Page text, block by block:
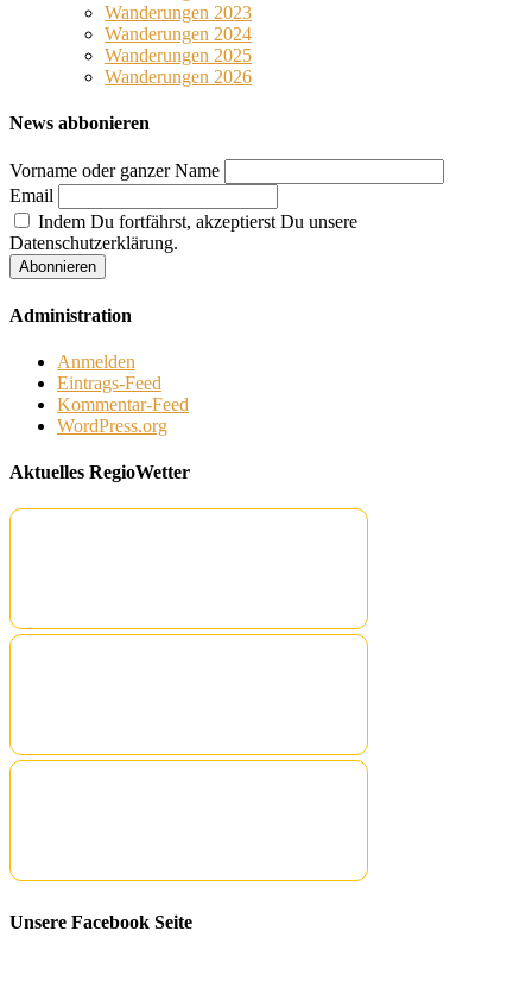
Wanderungen 2023
Wanderungen 2024
Wanderungen 2025
Wanderungen 2026
News abbonieren
Vorname oder ganzer Name
Email
Indem Du fortfährst, akzeptierst Du unsere
Datenschutzerklärung.
Administration
Anmelden
Eintrags-Feed
Kommentar-Feed
WordPress.org
Aktuelles RegioWetter
Unsere Facebook Seite